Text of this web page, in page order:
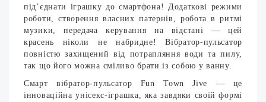
під’єднати іграшку до смартфона! Додаткові режими
роботи, створення власних патернів, робота в ритмі
музики, передача керування на відстані — цей
красень ніколи не набридне! Вібратор-пульсатор
повністю захищений від потрапляння води та пилу,
так що його можна сміливо брати із собою у ванну.
Смарт вібратор-пульсатор Fun Town Jive — це
інноваційна унісекс-іграшка, яка завдяки своїй формі